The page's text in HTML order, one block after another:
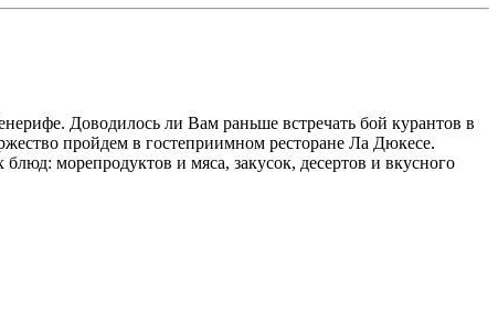
Доводилось ли Вам раньше встречать бой курантов в
пройдем в гостеприимном ресторане Ла Дюкесе.
морепродуктов и мяса, закусок, десертов и вкусного